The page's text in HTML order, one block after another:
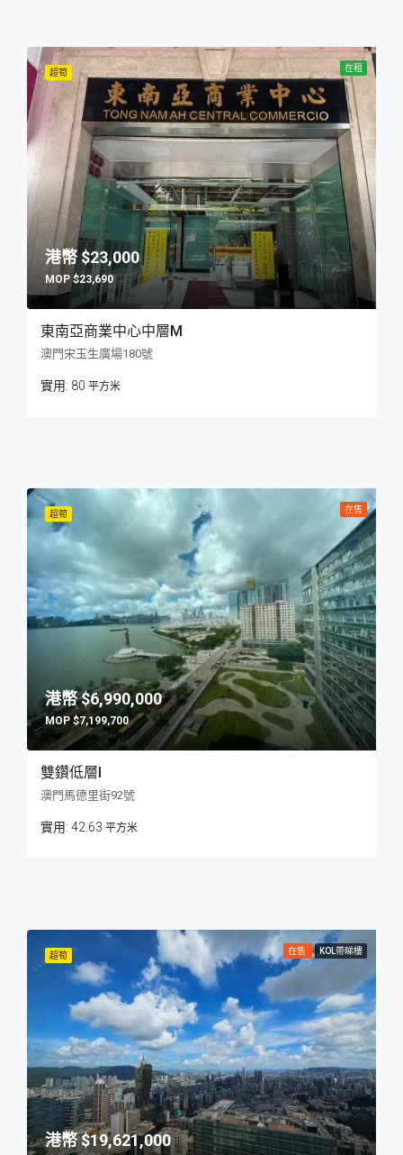
超筍 在租
$23,000
$23,690
東南亞商業中心中層M
澳門宋玉生廣場180號
80 平方米
超筍 在售
$6,990,000
$7,199,700
雙鑽低層I
澳門馬德里街92號
42.63 平方米
超筍 在售 KOL帶睇樓
$19,621,000